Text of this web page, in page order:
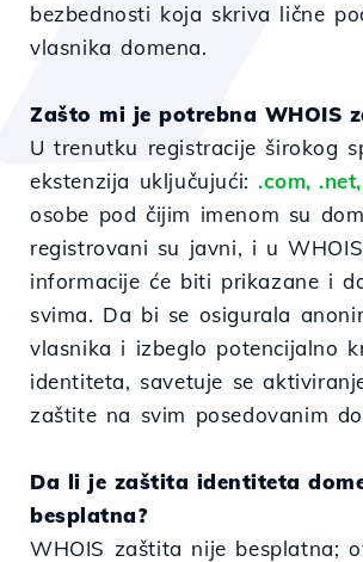
bezbednosti koja skriva lične
vlasnika domena.
Zašto mi je potrebna WHOIS
U trenutku registracije širokog
ekstenzija uključujući: .com,
osobe pod čijim imenom su
registrovani su javni, i u
informacije će biti prikazane i
svima. Da bi se osigurala
vlasnika i izbeglo potencijalno
identiteta, savetuje se
zaštite na svim posedovanim
Da li je zaštita identiteta
besplatna?
WHOIS zaštita nije besplatna;